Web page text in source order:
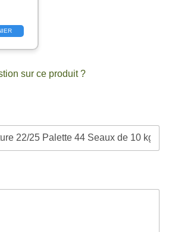
sur ce produit ?